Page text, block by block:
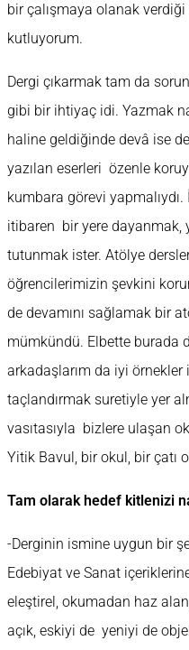
bir çalışmaya olanak
kutluyorum.
Dergi çıkarmak tam da
gibi bir ihtiyaç idi. Yazmak
haline geldiğinde devâ ise
yazılan eserleri özenle
kumbara görevi
itibaren bir yere dayanmak,
tutunmak ister. Atölye
öğrencilerimizin şevkini
de devamını sağlamak bir
mümkündü. Elbette burada
arkadaşlarım da iyi örnekler
taçlandırmak suretiyle yer
vasıtasıyla bizlere ulaşan
Yitik Bavul, bir okul, bir çatı
Tam olarak hedef kitlenizi
-Derginin ismine uygun bir
Edebiyat ve Sanat
eleştirel, okumadan haz
açık, eskiyi de yeniyi de